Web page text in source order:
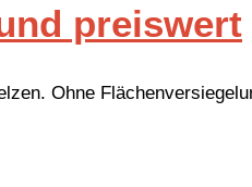
preiswert
Ohne